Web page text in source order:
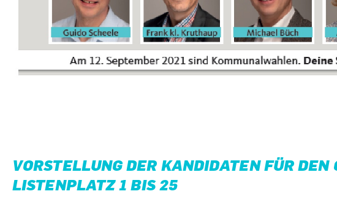
VORSTELLUNG DER KANDIDATEN FÜR DEN
LISTENPLATZ 1 BIS 25